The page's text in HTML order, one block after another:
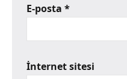
E-posta *
İnternet sitesi